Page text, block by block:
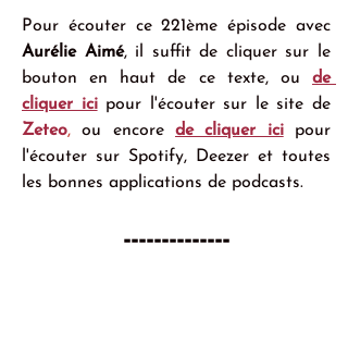
Pour écouter ce 221ème
Aurélie Aimé, il suffit de cliquer sur le
bouton en haut de ce texte, ou de
cliquer ici
Zeteo, ou encore de cliquer ici pour
l'écouter sur Spotify, Deezer et toutes
les bonnes applications de podcasts.
--------------